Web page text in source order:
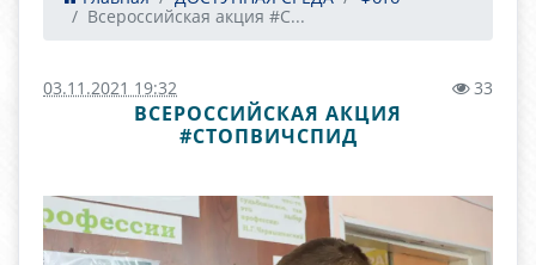
Всероссийская акция #С...
03.11.2021 19:32 33
ВСЕРОССИЙСКАЯ АКЦИЯ
#СТОПВИЧСПИД